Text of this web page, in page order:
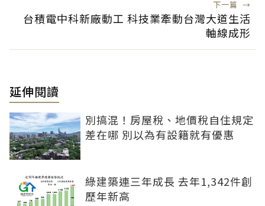
下一篇 →
台積電中科新廠動工 科技業牽動台灣大道生活
軸線成形
延伸閱讀
別搞混！房屋稅、地價稅自住規定
差在哪 別以為有設籍就有優惠
綠建築連三年成長 去年1,342件創
歷年新高